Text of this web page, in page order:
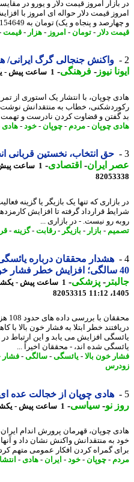
امروز قیمت دلار و یورو در مقایسه
و پنجاه و یک) تومان به 154649 ...
دلار-تومان-امروز- هزار - قیمت-روز
واکنش جنجالی گرگ ایرانی/
نیوز-فرهنگی-1 ساعت پیش - یکشنبه 18 مرداد 1405، 11:46
چوپان، با انتشار یک استوری از
خطاب به منتقدانش نوشت: در
و قضاوت کردن نادرست و تهمت زدن
چوپان-مردم- چوپان-خود -هادی-
حق انتخاب، نخستین قربانی
ایران- اقتصادی-1 ساعت پیش - یکشنبه 18 مرداد 1405، 11:15
که تنها یک بازیگر یا گزینه فعالیت
قرارداد گرفته تا افزایش کارمزدها)
رو نیست. - در بازاری ...
-بازار - بازیگر-رقابت-گزینه- قرارداد
هشدار محققان درباره یائسگی
-پزشکی-
82053315
محققان با بررسی داده های حدود
خطر ابتلا به فشار خون بالا با
شده اند، - محققان اخیراً ...
خون بالا- یائسگی-سالگی-فشار خون
هادی چوپان از خجالت عده ای
نو- سیاسی-1 ساعت پیش - یکشنبه 18 مرداد 1405، 11:07
چوپان، قهرمان پرورش اندام ایران، با
به منتقدانش واکنش نشان داد و آنها
گمراه کردن افکار عمومی متهم کرد.
- چوپان-خود -ایران - هادی-انتشار-